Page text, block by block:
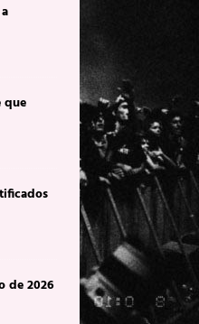
que
de 2026